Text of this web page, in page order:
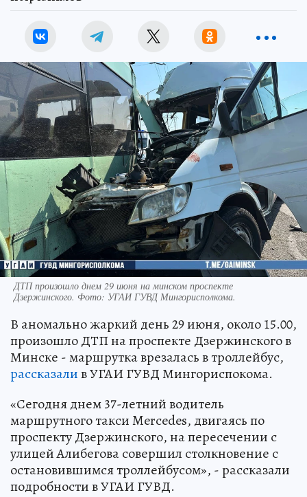
ДТП произошло днем 29 июня на минском проспекте
Дзержинского. Фото: УГАИ ГУВД Мингорисполкома.
В аномально жаркий день 29 июня, около 15.00,
произошло ДТП на проспекте Дзержинского в
Минске - маршрутка врезалась в троллейбус,
рассказалив УГАИ ГУВД Мингориспокома.
«Сегодня днем 37-летний водитель
маршрутного такси Mercedes, двигаясь по
проспекту Дзержинского, на пересечении с
улицей Алибегова совершил столкновение с
остановившимся троллейбусом», - рассказали
подробности в УГАИ ГУВД.